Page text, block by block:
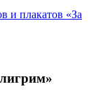
и плакатов «За